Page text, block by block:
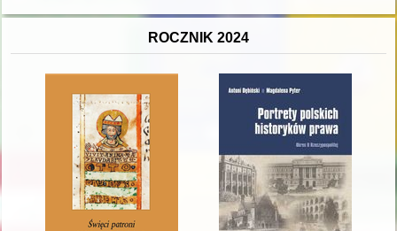
ROCZNIK 2024